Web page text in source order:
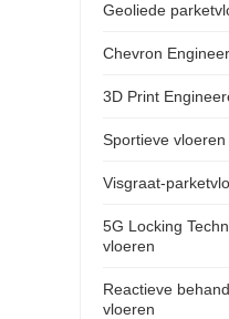
Geoliede
Chevron
3D Print
Sportieve vloeren
Visgraat-
5G Locking
vloeren
Reactieve
vloeren